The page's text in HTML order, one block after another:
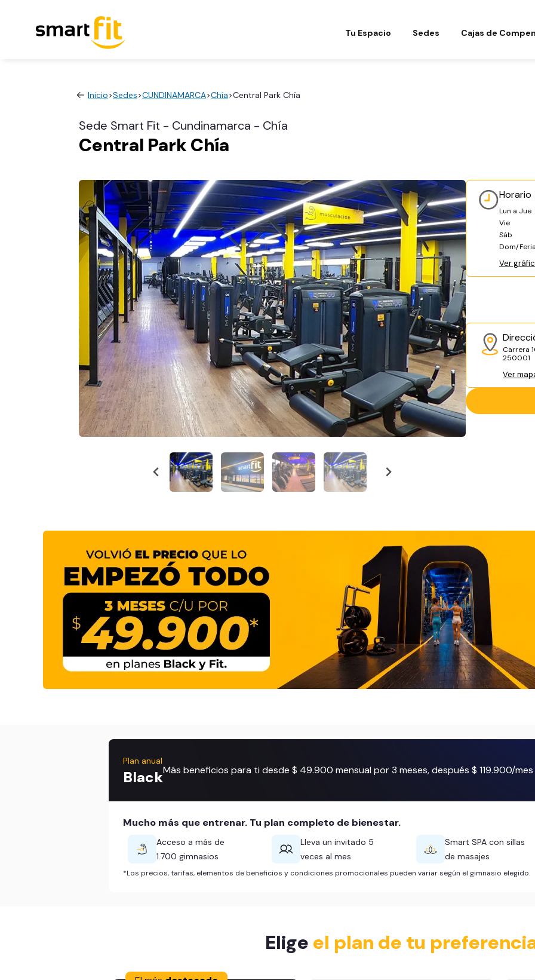
Tu Espacio Sedes Cajas de
Inicio>Sedes>CUNDINAMARCA>Chía>Central Park Chía
Sede Smart Fit - Cundinamarca - Chía
Central Park Chía
Horario
Lun a Jue
Vie
Sáb
Dom/
Ver
Carrera
250001
Ver
Plan anual
BlackMás beneficios para ti desde $ 49.900 mensual por 3 meses, después $ 119.900/mes
Mucho más que entrenar. Tu plan completo de bienestar.
Acceso a más de
1.700 gimnasios
Lleva un invitado 5
veces al mes
Smart SPA con sillas
de masajes
*Los precios, tarifas, elementos de beneficios y condiciones promocionales pueden variar según el gimnasio elegido.
Elige el plan de tu